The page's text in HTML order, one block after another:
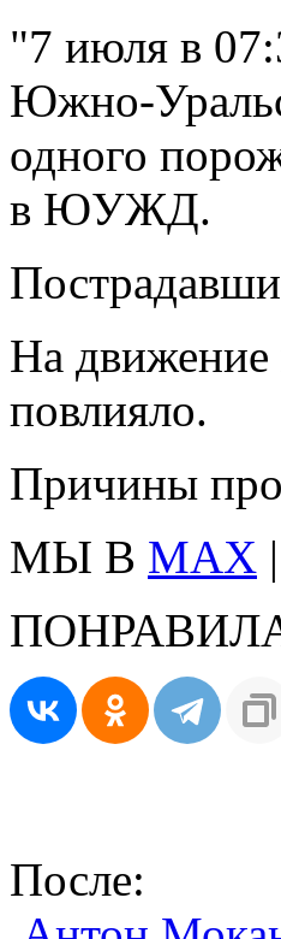
"7 июля в
Южно-
одного
в ЮУЖД.
На движение
повлияло.
Причины
МЫ В MAX |
После: